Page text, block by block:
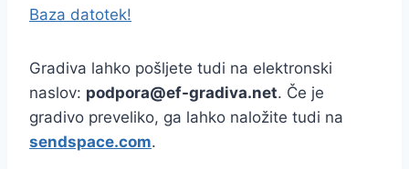
Baza datotek!
Gradiva lahko pošljete tudi na elektronski
naslov: podpora@ef-gradiva.net. Če je
gradivo preveliko, ga lahko naložite tudi na
sendspace.com.